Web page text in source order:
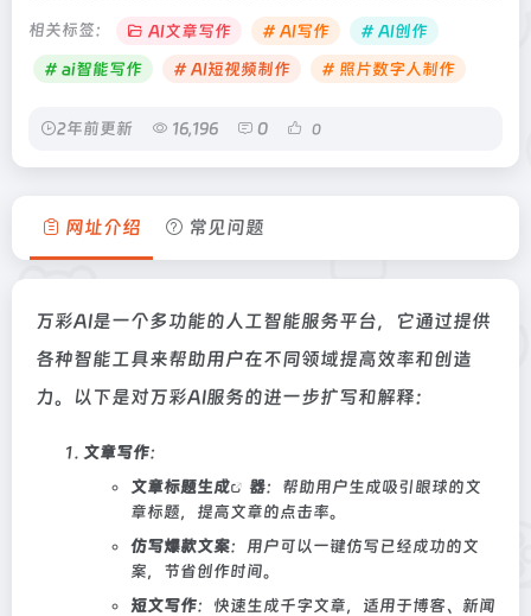
相关标签： AI文章写作 # AI写作
# AI创作
# ai智能写作
# AI短视频制作 # 照片数字人制作
2年前更新 16,196 0 0
网址介绍 常见问题
万彩AI是一个多功能的人工智能服务平台，它通过提供
各种智能工具来帮助用户在不同领域提高效率和创造
力。以下是对万彩AI服务的进一步扩写和解释：
文章写作：
文章标题生成 器：帮助用户生成吸引眼球的文
章标题，提高文章的点击率。
仿写爆款文案：用户可以一键仿写已经成功的文
案，节省创作时间。
短文写作：快速生成千字文章，适用于博客、新闻